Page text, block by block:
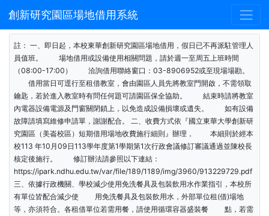
創新研究園區場地借用系統
註： 一、即日起，本校東華創新研究園區場地借用，假日已不再派駐管理人
員值班。 場地借用或設備使用相關問題，請於週一至周五上班時間
（08:00-17:00） 洽詢借用聯絡窗口：03-8906952或至現場場勘。
借用當日可逕行至租借教室，會由園區人員先將教室門開啟，不需領取
鑰匙，若於進入教室時有問任何題可請園區保全協助。 結束時請將教室
內電器設備電源及門窗關閉鎖上，以免造成設備損壞或遺失。 如有設備
故障請填寫維修申請單，謝謝配合。 二、收費方式依『國立東華大學創新研
究園區（美崙校區）短期借用場地收費施行細則』辦理， 本細則於經本
校113 年10月09日113學年度第1學期第1次行政會議修訂審議通過並陳校長
核定後施行。 修訂辦法請參照以下連結：
https://ipark.ndhu.edu.tw/var/file/189/1189/img/3960/913229729.pdf
三、依據行政機關、學校減少使用免洗餐具及包裝飲用水作業指引，本校所
有單位皆配合減少使 用免洗餐具及包裝飲用水，外部單位租(借)場地
等，亦須符合。各租借單位若需用餐，請使用循環容器盛裝餐 點，若需